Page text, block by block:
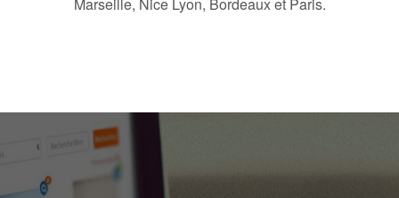
Marseille, Nice Lyon, Bordeaux et Paris.